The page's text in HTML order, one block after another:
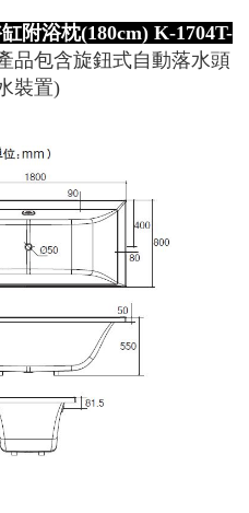
附浴枕(180cm) K-1704T-
品包含旋鈕式自動落水頭
裝置)